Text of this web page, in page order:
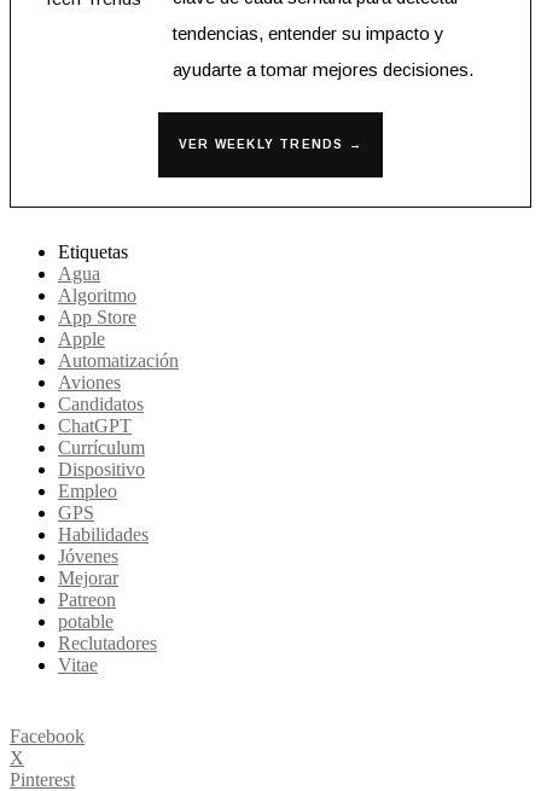
tendencias, entender su impacto y
ayudarte a tomar mejores decisiones.
VER WEEKLY TRENDS →
Etiquetas
Agua
Algoritmo
App Store
Apple
Automatización
Aviones
Candidatos
ChatGPT
Currículum
Dispositivo
Empleo
GPS
Habilidades
Jóvenes
Mejorar
Patreon
potable
Reclutadores
Vitae
Facebook
X
Pinterest